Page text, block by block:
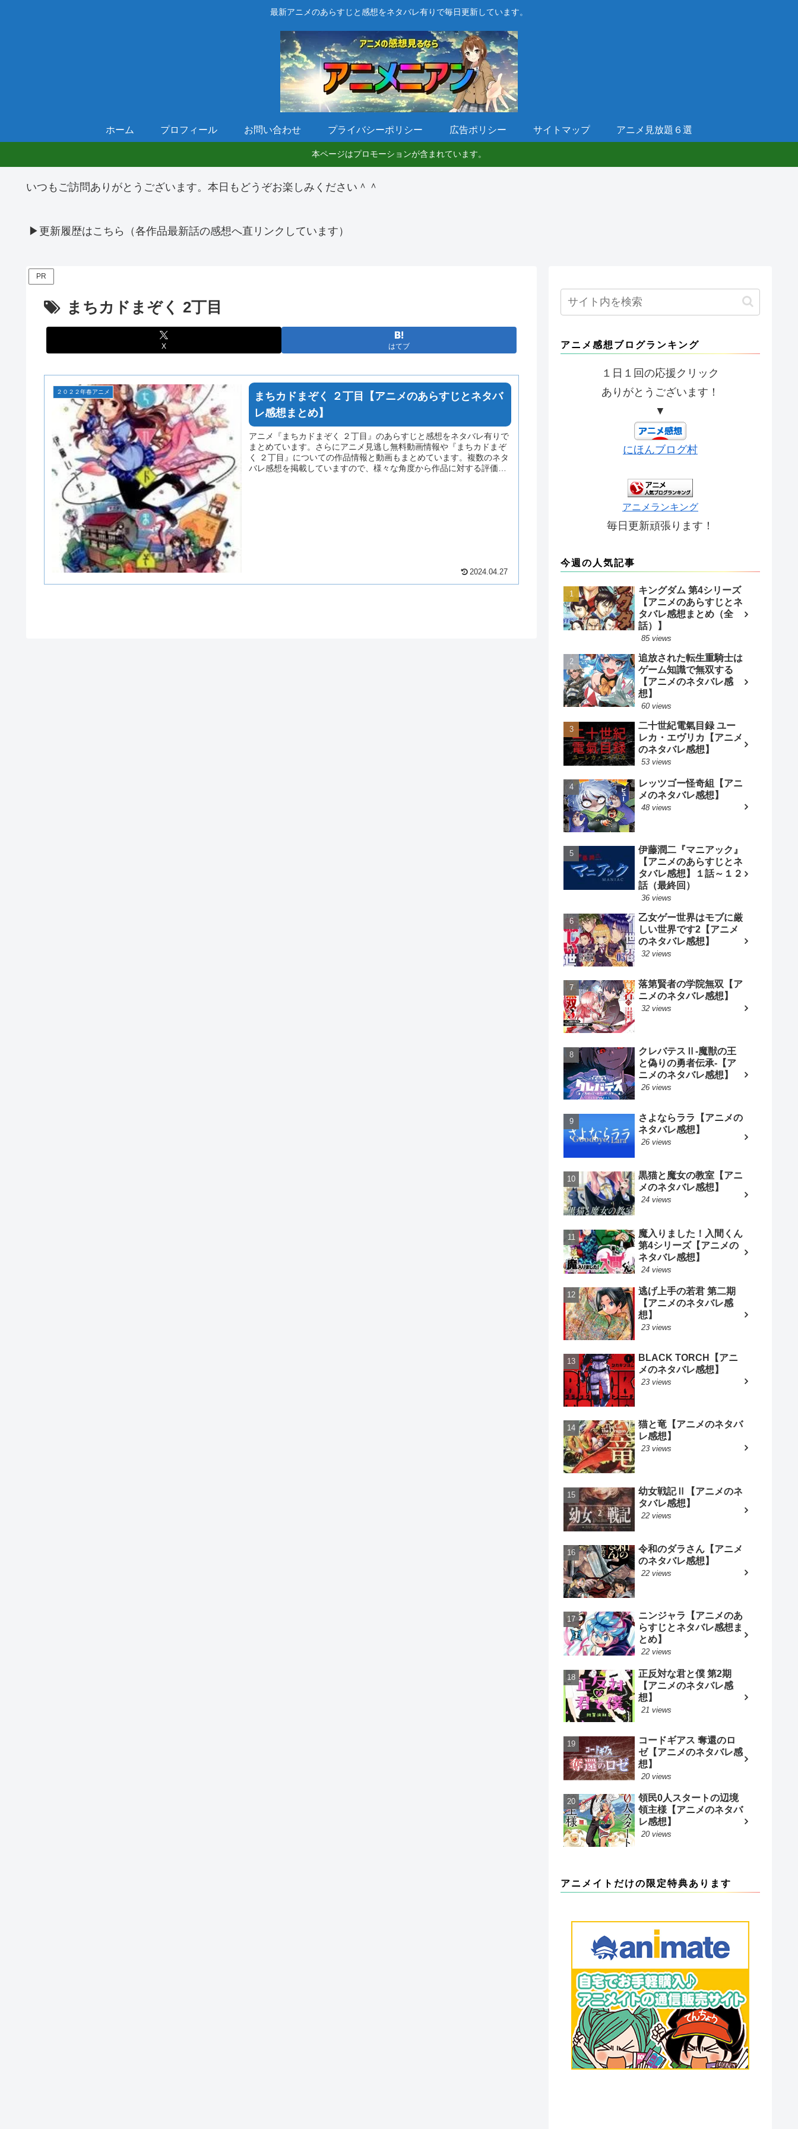
最新アニメのあらすじと感想をネタバレ有りで毎日更新しています。
ホーム プロフィール お問い合わせ プライバシーポリシー 広告ポリシー サイトマップ アニメ見放題６選
本ページはプロモーションが含まれています。
いつもご訪問ありがとうございます。本日もどうぞお楽しみください＾＾
▶更新履歴はこちら（各作品最新話の感想へ直リンクしています）
PR
まちカドまぞく 2丁目
X はてブ
２０２２年春アニメ
まちカドまぞく ２丁目【アニメのあらすじとネタバ
レ感想まとめ】
アニメ『まちカドまぞく ２丁目』のあらすじと感想をネタバレ有りで
まとめています。さらにアニメ見逃し無料動画情報や『まちカドまぞ
く ２丁目』についての作品情報と動画もまとめています。複数のネタ
バレ感想を掲載していますので、様々な角度から作品に対する評価を
2024.04.27
アニメ感想ブログランキング
１日１回の応援クリック
ありがとうございます！
▼
にほんブログ村
アニメランキング
毎日更新頑張ります！
今週の人気記事
キングダム 第4シリーズ
【アニメのあらすじとネ
タバレ感想まとめ（全
話）】
85 views
追放された転生重騎士は
ゲーム知識で無双する
【アニメのネタバレ感
想】
60 views
二十世紀電氣目録 ユー
レカ・エヴリカ【アニメ
のネタバレ感想】
53 views
レッツゴー怪奇組【アニ
メのネタバレ感想】
48 views
伊藤潤二『マニアック』
【アニメのあらすじとネ
タバレ感想】１話～１２
話（最終回）
36 views
乙女ゲー世界はモブに厳
しい世界です2【アニメ
のネタバレ感想】
32 views
落第賢者の学院無双【ア
ニメのネタバレ感想】
32 views
クレバテスⅡ-魔獣の王
と偽りの勇者伝承-【ア
ニメのネタバレ感想】
26 views
さよならララ【アニメの
ネタバレ感想】
26 views
黒猫と魔女の教室【アニ
メのネタバレ感想】
24 views
魔入りました！入間くん
第4シリーズ【アニメの
ネタバレ感想】
24 views
逃げ上手の若君 第二期
【アニメのネタバレ感
想】
23 views
BLACK TORCH【アニ
メのネタバレ感想】
23 views
猫と竜【アニメのネタバ
レ感想】
23 views
幼女戦記Ⅱ【アニメのネ
タバレ感想】
22 views
令和のダラさん【アニメ
のネタバレ感想】
22 views
ニンジャラ【アニメのあ
らすじとネタバレ感想ま
とめ】
22 views
正反対な君と僕 第2期
【アニメのネタバレ感
想】
21 views
コードギアス 奪還のロ
ゼ【アニメのネタバレ感
想】
20 views
領民0人スタートの辺境
領主様【アニメのネタバ
レ感想】
20 views
アニメイトだけの限定特典あります